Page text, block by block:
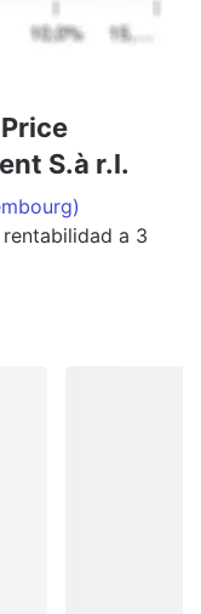
S.à r.l.
a 3